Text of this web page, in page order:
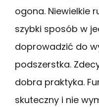
ogona. Niewielkie
szybki sposób w
doprowadzić do
podszerstka.
dobra praktyka.
skuteczny i nie